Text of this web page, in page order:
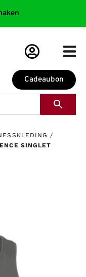
Cadeaubon
/
SINGLET